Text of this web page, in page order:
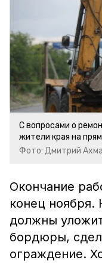
С вопросами о
жители края на
Фото: Дмитрий
Окончание
конец ноября.
должны
бордюры,
ограждение.